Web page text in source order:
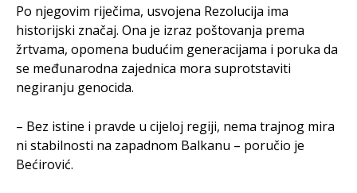
Po njegovim riječima, usvojena Rezolucija ima
historijski značaj. Ona je izraz poštovanja prema
žrtvama, opomena budućim generacijama i poruka da
se međunarodna zajednica mora suprotstaviti
negiranju genocida.
– Bez istine i pravde u cijeloj regiji, nema trajnog mira
ni stabilnosti na zapadnom Balkanu – poručio je
Bećirović.